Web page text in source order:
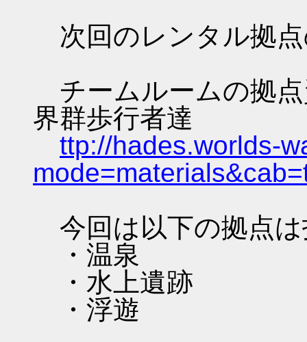
次回のレンタル拠
チームルームの拠
界群歩行者達
ttp://hades.worlds-
今回は以下の拠点
・温泉
・水上遺跡
・浮遊